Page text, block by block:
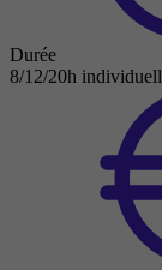
Durée
8/12/20h